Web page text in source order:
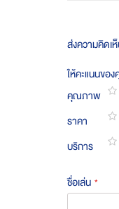
ส่งความคิดเ
ให้คะแนนขอ
คุณภาพ
12345
ราคา
12345
บริการ
ชื่อเล่น